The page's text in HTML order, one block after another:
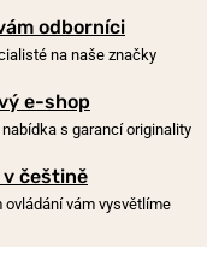
odborníci
na naše značky
e-shop
s garancí originality
v češtině
ovládání vám vysvětlíme